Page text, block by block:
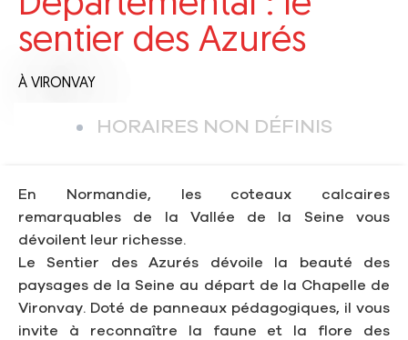
sentier des Azurés
À VIRONVAY
HORAIRES NON DÉFINIS
En Normandie, les coteaux calcaires
remarquables de la Vallée de la Seine vous
dévoilent leur richesse.
Le Sentier des Azurés dévoile la beauté des
paysages de la Seine au départ de la Chapelle de
Vironvay. Doté de panneaux pédagogiques, il vous
invite à reconnaître la faune et la flore des